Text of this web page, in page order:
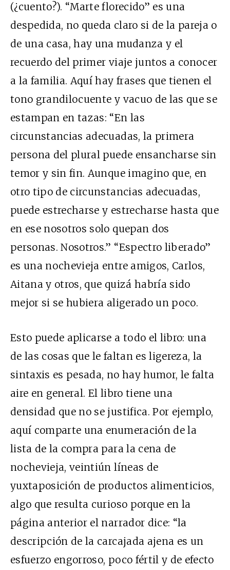
(¿cuento?). “Marte florecido” es una
despedida, no queda claro si de la pareja o
de una casa, hay una mudanza y el
recuerdo del primer viaje juntos a conocer
a la familia. Aquí hay frases que tienen el
tono grandilocuente y vacuo de las que se
estampan en tazas: “En las
circunstancias adecuadas, la primera
persona del plural puede ensancharse sin
temor y sin fin. Aunque imagino que, en
otro tipo de circunstancias adecuadas,
puede estrecharse y estrecharse hasta que
en ese nosotros solo quepan dos
personas. Nosotros.” “Espectro liberado”
es una nochevieja entre amigos, Carlos,
Aitana y otros, que quizá habría sido
mejor si se hubiera aligerado un poco.
Esto puede aplicarse a todo el libro: una
de las cosas que le faltan es ligereza, la
sintaxis es pesada, no hay humor, le falta
aire en general. El libro tiene una
densidad que no se justifica. Por ejemplo,
aquí comparte una enumeración de la
lista de la compra para la cena de
nochevieja, veintiún líneas de
yuxtaposición de productos alimenticios,
algo que resulta curioso porque en la
página anterior el narrador dice: “la
descripción de la carcajada ajena es un
esfuerzo engorroso, poco fértil y de efecto